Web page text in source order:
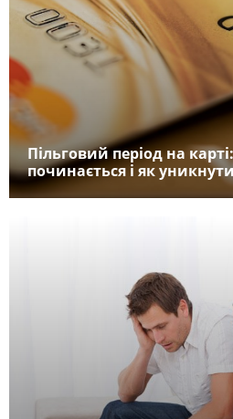
Пільговий період на
починається і як